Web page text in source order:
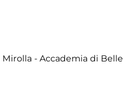
- Accademia di